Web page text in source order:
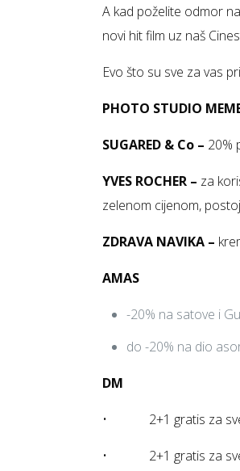
A kad poželite odmor
novi hit film uz naš
Evo što su sve za vas
PHOTO STUDIO
SUGARED & Co – 20%
YVES ROCHER – za
zelenom cijenom,
ZDRAVA NAVIKA –
AMAS
-20% na satove i
do -20% na dio
DM
• 2+1 gratis za sve
• 2+1 gratis za sve